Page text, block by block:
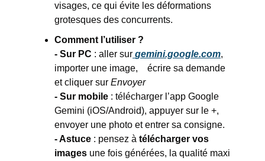
visages, ce qui évite les déformations
grotesques des concurrents.
Comment l’utiliser ?
- Sur PC : aller sur gemini.google.com,
importer une image,    écrire sa demande
et cliquer sur Envoyer
- Sur mobile : télécharger l’app Google
Gemini (iOS/Android), appuyer sur le +,
envoyer une photo et entrer sa consigne.
- Astuce : pensez à télécharger vos
images une fois générées, la qualité maxi